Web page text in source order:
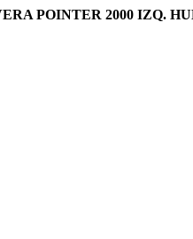
POINTER 2000 IZQ.